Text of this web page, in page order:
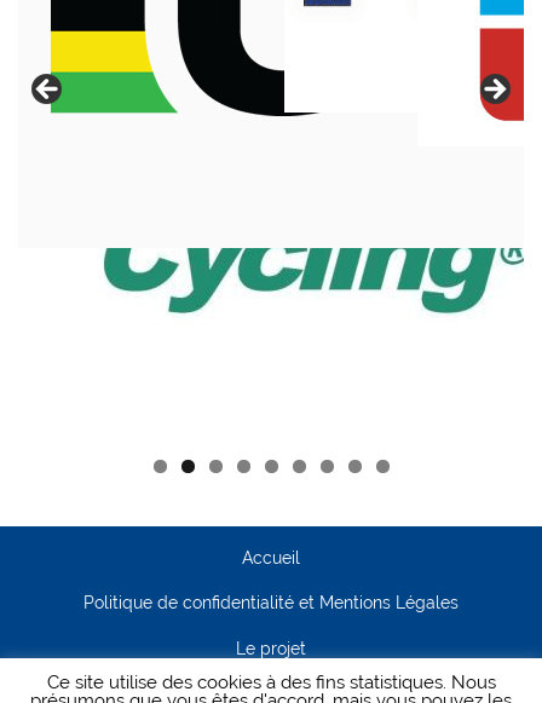
Accueil
Politique de confidentialité et Mentions Légales
Le projet
Contact
Ce site utilise des cookies à des fins statistiques. Nous